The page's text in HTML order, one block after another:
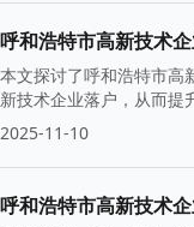
呼和浩特市高新技术
本文探讨了呼和浩特市高
新技术企业落户，从而提
2025-11-10
呼和浩特市高新技术